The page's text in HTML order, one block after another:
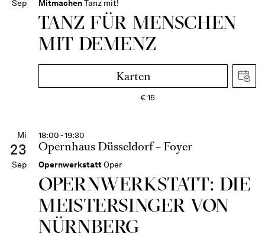
Sep MitmachenTanz mit!
TANZ FÜR MENSCHEN
MIT DEMENZ
Karten
€15
Mi
23
Sep
18:00 - 19:30
Opernhaus Düsseldorf – Foyer
OpernwerkstattOper
OPERN­WERKSTATT: DIE
MEISTER­SINGER VON
NÜRNBERG